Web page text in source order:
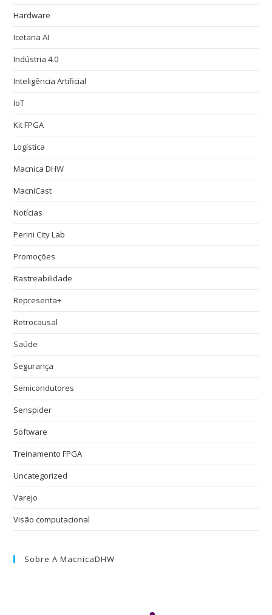
Hardware
Icetana AI
Indústria 4.0
Inteligência Artificial
IoT
Kit FPGA
Logística
Macnica DHW
MacniCast
Notícias
Perini City Lab
Promoções
Rastreabilidade
Representa+
Retrocausal
Saúde
Segurança
Semicondutores
Senspider
Software
Treinamento FPGA
Uncategorized
Varejo
Visão computacional
Sobre A MacnicaDHW